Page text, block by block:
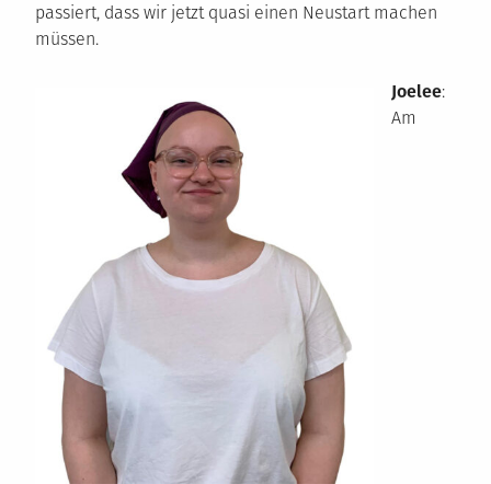
passiert, dass wir jetzt quasi einen Neustart machen
müssen.
Joelee:
Am